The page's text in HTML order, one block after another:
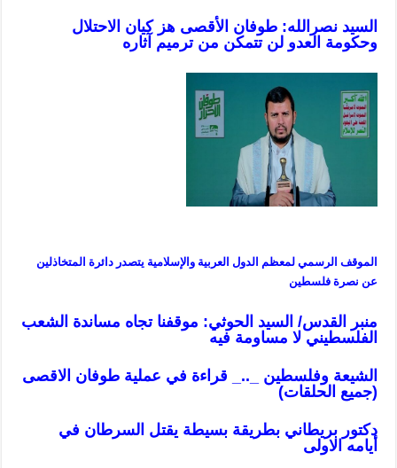
السيد نصرالله: طوفان الأقصى هز كيان الاحتلال
وحكومة العدو لن تتمكن من ترميم آثاره
الموقف الرسمي لمعظم الدول العربية والإسلامية يتصدر دائرة المتخاذلين
عن نصرة فلسطين
منبر القدس/ السيد الحوثي: موقفنا تجاه مساندة الشعب
الفلسطيني لا مساومة فيه
الشيعة وفلسطين _.._ قراءة في عملية طوفان الاقصى
(جميع الحلقات)
دكتور بريطاني بطريقة بسيطة يقتل السرطان في
أيامهالاولى